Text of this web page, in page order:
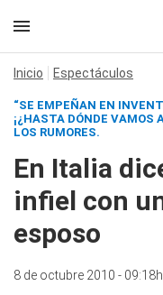
Inicio Espectáculos
“SE EMPEÑAN EN
¡¿HASTA DÓNDE VAMOS
LOS RUMORES.
En Italia
infiel con
esposo
8 de octubre 2010 -